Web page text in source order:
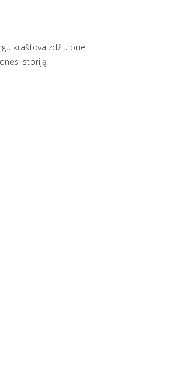
kraštovaizdžiu prie
istoriją.